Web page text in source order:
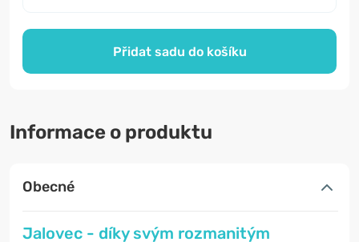
Přidat sadu do košíku
Informace o produktu
Obecné
Jalovec - díky svým rozmanitým